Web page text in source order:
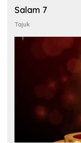
Salam 7
Tajuk